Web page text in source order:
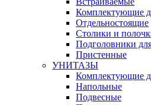
Комплектующие
Отдельностоящие
Столики и
Подголовники
Пристенные
УНИТАЗЫ
Комплектующие
Напольные
Подвесные